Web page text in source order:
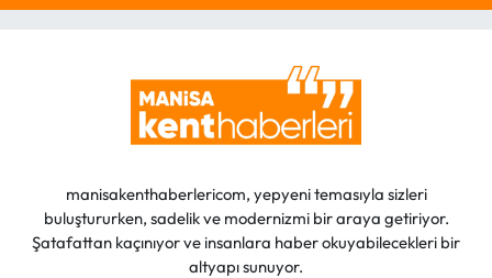
manisakenthaberlericom, yepyeni temasıyla sizleri
buluştururken, sadelik ve modernizmi bir araya getiriyor.
Şatafattan kaçınıyor ve insanlara haber okuyabilecekleri bir
altyapı sunuyor.